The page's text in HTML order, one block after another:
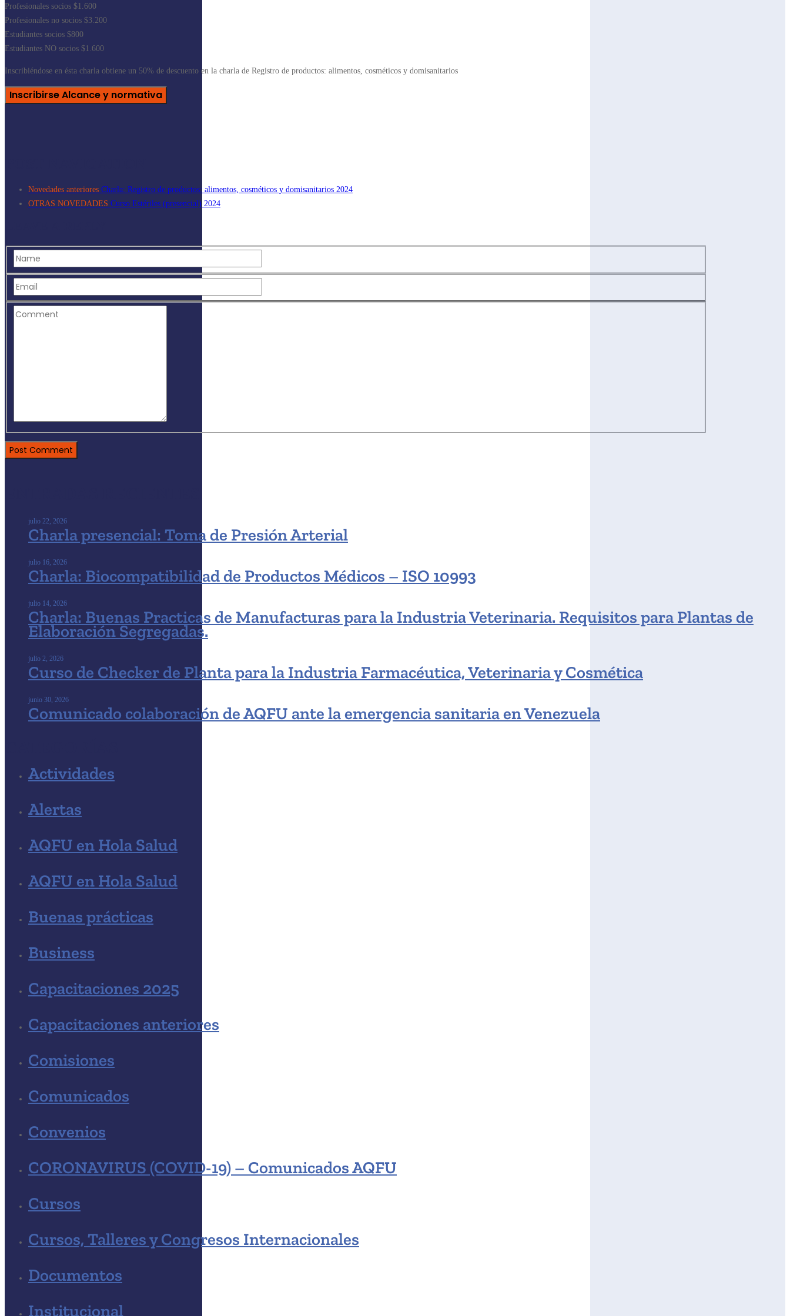
Profesionales socios $1.600
Profesionales no socios $3.200
Estudiantes socios $800
Estudiantes NO socios $1.600
Inscribiéndose en ésta charla obtiene un 50% de descuento en la charla de Registro de productos: alimentos, cosméticos y domisanitarios
Inscribirse Alcance y normativa
Novedades anteriores Charla: Registro de productos: alimentos, cosméticos y domisanitarios 2024
OTRAS NOVEDADES Curso Estériles (presencial) 2024
Charla presencial: Toma de Presión Arterial
julio 22, 2026
Charla: Biocompatibilidad de Productos Médicos – ISO 10993
julio 16, 2026
Charla: Buenas Practicas de Manufacturas para la Industria Veterinaria. Requisitos para Plantas de
Elaboración Segregadas.
julio 14, 2026
Curso de Checker de Planta para la Industria Farmacéutica, Veterinaria y Cosmética
julio 2, 2026
Comunicado colaboración de AQFU ante la emergencia sanitaria en Venezuela
junio 30, 2026
Actividades
Alertas
AQFU en Hola Salud
AQFU en Hola Salud
Buenas prácticas
Business
Capacitaciones 2025
Capacitaciones anteriores
Comisiones
Comunicados
Convenios
CORONAVIRUS (COVID-19) – Comunicados AQFU
Cursos
Cursos, Talleres y Congresos Internacionales
Documentos
Institucional